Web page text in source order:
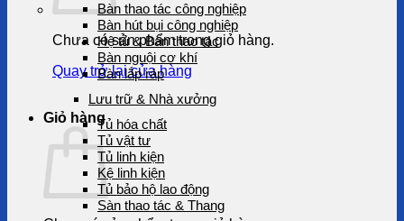
Chưa có sản phẩm trong giỏ hàng.
Quay trở lại cửa hàng
Giỏ hàng
Bàn thao tác công nghiệp
Bàn hút bụi công nghiệp
Hệ tủ & Bàn thao tác
Bàn nguội cơ khí
Bàn lắp ráp
Lưu trữ & Nhà xưởng
Tủ hóa chất
Tủ vật tư
Tủ linh kiện
Kệ linh kiện
Tủ bảo hộ lao động
Sàn thao tác & Thang